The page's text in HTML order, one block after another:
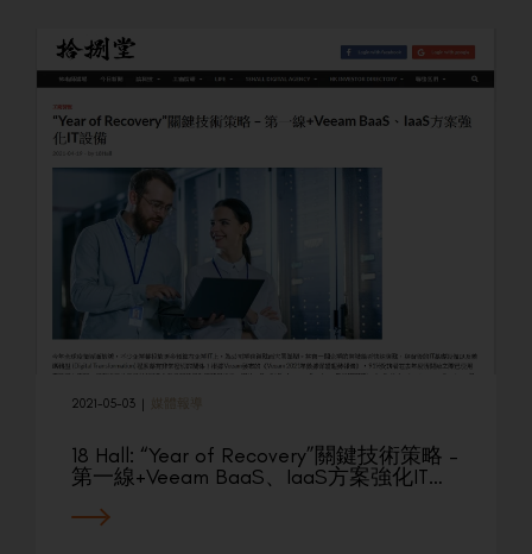
2021-05-03 | 媒體報導
18 Hall: “Year of Recovery”關鍵技術策略 –
第一線+Veeam BaaS、IaaS方案強化IT…